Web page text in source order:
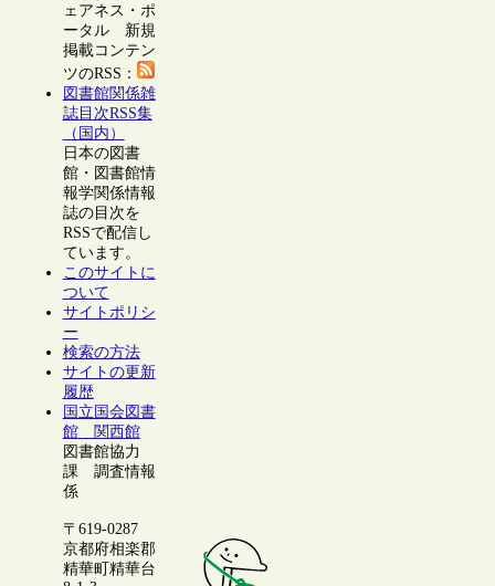
ェアネス・ポ
ータル 新規
掲載コンテン
ツのRSS：
図書館関係雑
誌目次RSS集
（国内）
日本の図書
館・図書館情
報学関係情報
誌の目次を
RSSで配信し
ています。
このサイトに
ついて
サイトポリシ
ー
検索の方法
サイトの更新
履歴
国立国会図書
館 関西館
図書館協力
課 調査情報
係
〒619-0287
京都府相楽郡
精華町精華台